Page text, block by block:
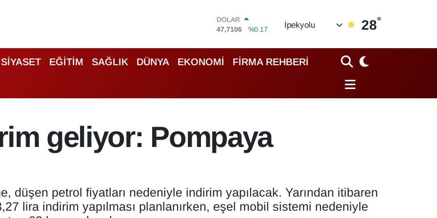
EURO
55,1652
%0.27
64,4046
%0.35
GRAM ALTIN
6618.49
%2.12
BITCOIN
İpekyolu 28°
SİYASET EĞİTİM SAĞLIK DÜNYA EKONOMİ FİRMA REHBERİ
geliyor: Pompaya
düşen petrol fiyatları nedeniyle indirim yapılacak. Yarından itibaren
lira indirim yapılması planlanırken, eşel mobil sistemi nedeniyle